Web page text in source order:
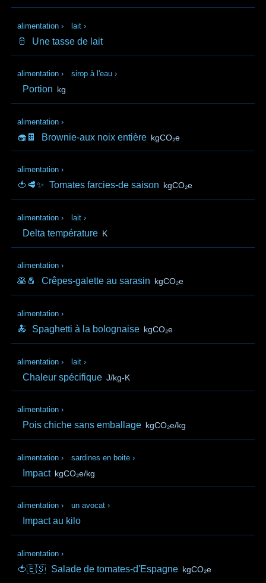
alimentation › lait ›
🥛 Une tasse de lait
alimentation › sirop à l'eau ›
Portion kg
alimentation ›
🧁🍫 Brownie-aux noix entière kgCO₂e
alimentation ›
🍅🥩✨ Tomates farcies-de saison kgCO₂e
alimentation › lait ›
Delta température K
alimentation ›
🥞🧂 Crêpes-galette au sarasin kgCO₂e
alimentation ›
🍝 Spaghetti à la bolognaise kgCO₂e
alimentation › lait ›
Chaleur spécifique J/kg-K
alimentation ›
Pois chiche sans emballage kgCO₂e/kg
alimentation › sardines en boite ›
Impact kgCO₂e/kg
alimentation › un avocat ›
Impact au kilo
alimentation ›
🍅🇪🇸 Salade de tomates-d'Espagne kgCO₂e